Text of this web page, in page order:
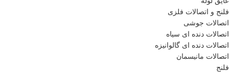
فلنج و اتصالات فلزی
اتصالات جوشی
اتصالات دنده ای سیاه
اتصالات دنده ای گالوانیزه
اتصالات مانیسمان
فلنج